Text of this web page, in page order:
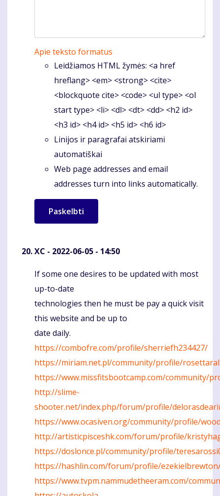
Apie teksto formatus
Leidžiamos HTML žymės: <a href
hreflang> <em> <strong> <cite>
<blockquote cite> <code> <ul type> <ol
start type> <li> <dl> <dt> <dd> <h2 id>
<h3 id> <h4 id> <h5 id> <h6 id>
Linijos ir paragrafai atskiriami
automatiškai
Web page addresses and email
addresses turn into links automatically.
XC - 2022-06-05 - 14:50
Komentaras
If some one desires to be updated with most
up-to-date
technologies then he must be pay a quick visit
this website and be up to
date daily.
https://combofre.com/profile/sherriefh234427/
https://miriam.net.pl/community/profile/
https://www.missfitsbootcamp.com/community/
http://slime-
shooter.net/index.php/forum/profile/
https://www.ocasiven.org/community/profile/
http://artisticpisceshk.com/forum/profile/
https://doslonce.pl/community/profile/
https://hashlin.com/forum/profile/
https://www.tvpm.nammudetheeram.com/